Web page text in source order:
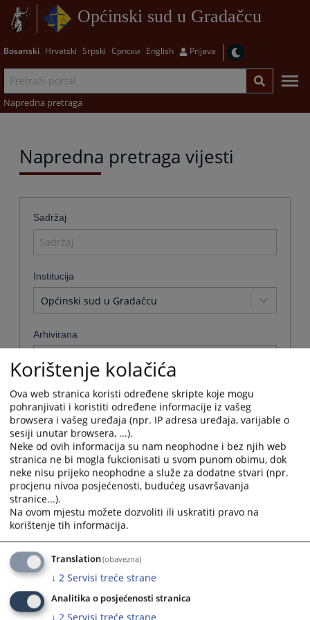
Općinski sud u Gradačcu
Bosanski Hrvatski Srpski Српски English Prijava
Napredna pretraga
Napredna pretraga vijesti
Sadržaj
Institucija
Općinski sud u Gradačcu
Arhivirana
Ne
Datum od
Navigate
forward
to
interact
with
the
calendar
and
select
a
date.
Press
the
question
Datum do
Navigate
forward
to
interact
with
the
calendar
select
a
Sortiraj po
Odaberi...
Napredne stavke
Pretraži
Korištenje kolačića
Ova web stranica koristi određene skripte koje mogu
pohranjivati i koristiti određene informacije iz vašeg
browsera i vašeg uređaja (npr. IP adresa uređaja, varijable o
sesiji unutar browsera, ...).
Neke od ovih informacija su nam neophodne i bez njih web
stranica ne bi mogla fukcionisati u svom punom obimu, dok
neke nisu prijeko neophodne a služe za dodatne stvari (npr.
procjenu nivoa posjećenosti, budućeg usavršavanja
stranice...).
Na ovom mjestu možete dozvoliti ili uskratiti pravo na
korištenje tih informacija.
Translation(obavezna)
↓ 2 Servisi treće strane
Analitika o posjećenosti stranica
↓ 2 Servisi treće strane